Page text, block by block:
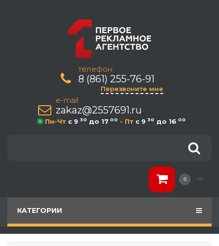
телефон:
8 (861) 255-76-91
Перезвоните мне
e-mail
zakaz@2557691.ru
Пн-Чт c 9 30 до 17 00 - Пт c 9 30 до 16 00
0
КАТЕГОРИИ